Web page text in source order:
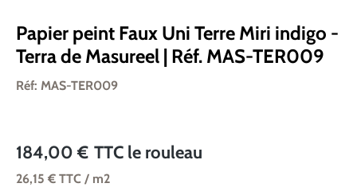
Papier peint Faux Uni Terre Miri indigo -
Terra de Masureel | Réf. MAS-TER009
Réf: MAS-TER009
184,00 € TTC le rouleau
26,15 € TTC / m2